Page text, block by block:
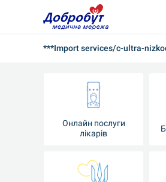
***Import services/c-ultra-
Онлайн послуги
лікарів